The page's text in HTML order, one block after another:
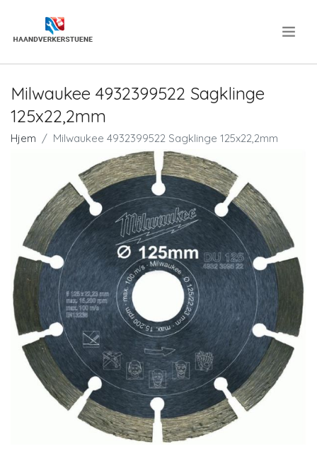
Milwaukee 4932399522 Sagklinge
125x22,2mm
Hjem Milwaukee 4932399522 Sagklinge 125x22,2mm